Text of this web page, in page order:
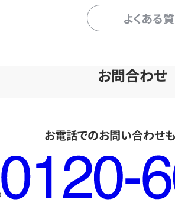
よくある
お問合わせ
お電話でのお問い合わせ
フ
リ
ー